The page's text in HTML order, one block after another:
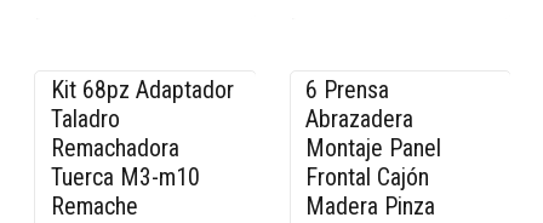
-14% OFF
Kit 68pz Adaptador
Taladro
Remachadora
Tuerca M3-m10
Remache
-20% OFF
6 Prensa
Abrazadera
Montaje Panel
Frontal Cajón
Madera Pinza